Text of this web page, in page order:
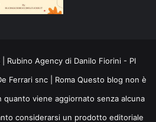
Rubino Agency di Danilo Fiorini - PI
Ferrari snc | Roma Questo blog non è
quanto viene aggiornato senza alcuna
considerarsi un prodotto editoriale